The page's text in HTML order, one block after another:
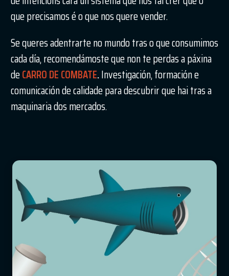
que precisamos é o que nos quere vender.
Se queres adentrarte no mundo tras o que consumimos
cada día, recomendámoste que non te perdas a páxina
deCARRO DE COMBATE.Investigación, formación e
comunicación de calidade para descubrir que hai tras a
maquinaria dos mercados.